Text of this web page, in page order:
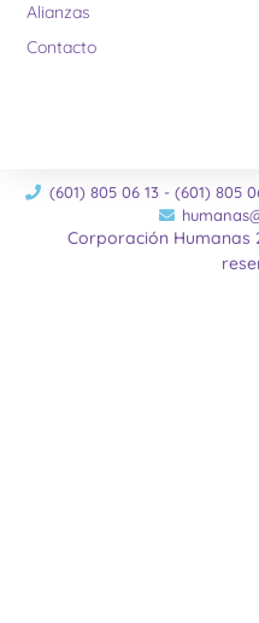
Alianzas
Contacto
(601) 805 06 13 - (601) 805
Corporación Humanas